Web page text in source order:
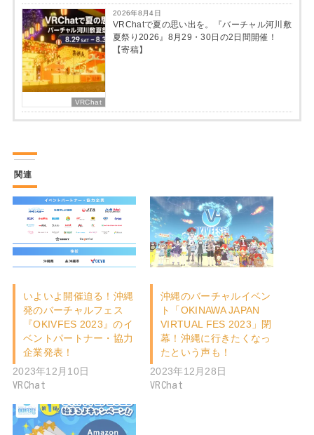
VRChat
2026年8月4日
VRChatで夏の思い出を。『バーチャル河川敷
夏祭り2026』8月29・30日の2日間開催！
【寄稿】
関連
いよいよ開催迫る！沖縄
発のバーチャルフェス
『OKIVFES 2023』のイ
ベントパートナー・協力
企業発表！
2023年12月10日
VRChat
沖縄のバーチャルイベン
ト「OKINAWA JAPAN
VIRTUAL FES 2023」閉
幕！沖縄に行きたくなっ
たという声も！
2023年12月28日
VRChat